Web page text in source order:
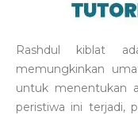
Rashdul kiblat
memungkinkan
untuk menentukan
peristiwa ini terjadi,